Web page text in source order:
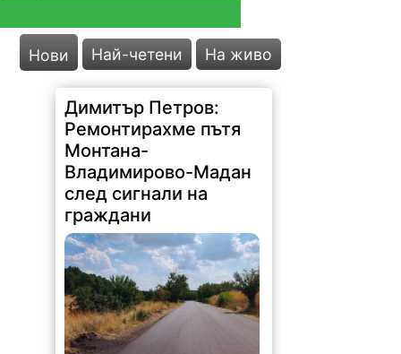
Нови Най-четени На живо
Димитър Петров:
Ремонтирахме пътя
Монтана-
Владимирово-Мадан
след сигнали на
граждани